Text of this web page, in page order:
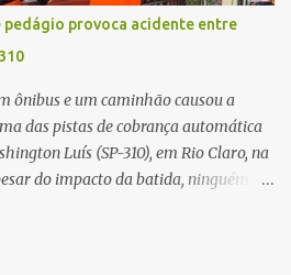
pela rodovia foram acionadas e
via, além de prestarem socorro à
constatado ainda no local do
compareceu para o registro
pedágio provoca acidente entre
ônibus e um caminhão causou a
das pistas de cobrança automática
Luís (SP-310), em Rio Claro, na
do impacto da batida, ninguém